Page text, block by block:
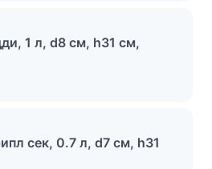
1 л, d8 см, h31 см,
сек, 0.7 л, d7 см, h31